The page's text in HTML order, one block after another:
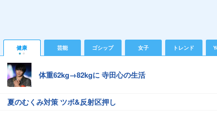
健康 芸能 ゴシップ 女子 トレンド
体重62kg→82kgに 寺田心の生活
夏のむくみ対策 ツボ&反射区押し